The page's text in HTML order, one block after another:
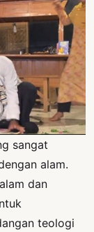
sangat
alam.
dan
teologi